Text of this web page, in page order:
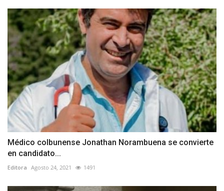
Médico colbunense Jonathan Norambuena se convierte
en candidato...
Editora Agosto 24, 2021 1491